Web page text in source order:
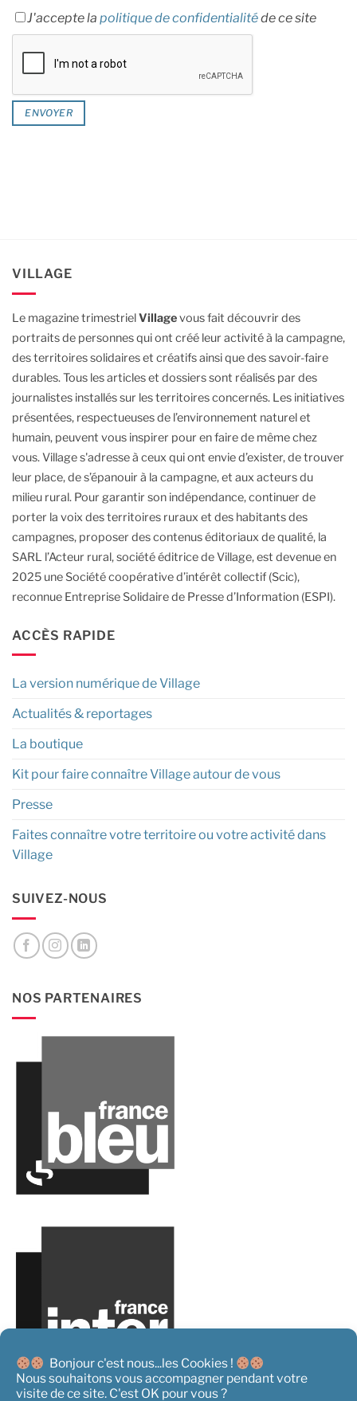
Bonjour c'est nous...les Cookies !
Nous souhaitons vous accompagner pendant votre
visite de ce site. C'est OK pour vous ?
J'accepte la politique de confidentialitéde ce site
VILLAGE
Le magazine trimestrielVillagevous fait découvrir des
portraits de personnes qui ont créé leur activité à la campagne,
des territoires solidaires et créatifs ainsi que des savoir-faire
durables.Tous les articles et dossiers sont réalisés par des
journalistes installés sur les territoires concernés. Les initiatives
présentées, respectueuses de l’environnement naturel et
humain, peuvent vous inspirer pour en faire de même chez
vous.Village s'adresse à ceux qui ont envie d’exister, de trouver
leur place, de s’épanouir à la campagne, et aux acteurs du
milieu rural. Pour garantir son indépendance, continuer de
porter la voix des territoires ruraux et des habitants des
campagnes, proposer des contenus éditoriaux de qualité, la
SARL l’Acteur rural, société éditrice de Village, est devenue en
2025 une Société coopérative d’intérêt collectif (Scic),
reconnue Entreprise Solidaire de Presse d’Information (ESPI).
ACCÈS RAPIDE
La version numérique de Village
Actualités & reportages
La boutique
Kit pour faire connaître Village autour de vous
Presse
Faites connaître votre territoire ou votre activité dans
Village
SUIVEZ-NOUS
NOS PARTENAIRES